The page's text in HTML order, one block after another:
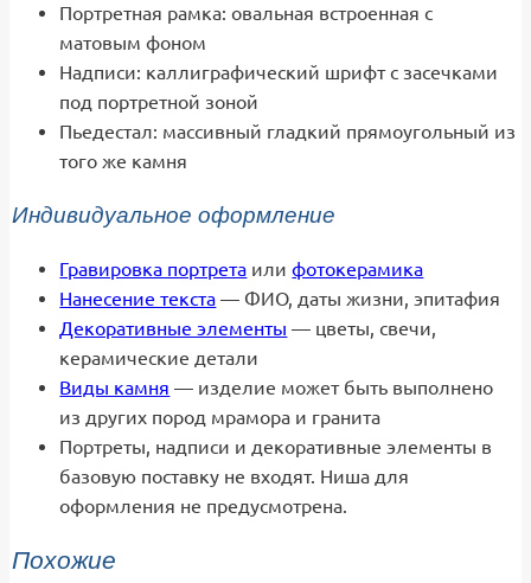
Портретная рамка: овальная встроенная с
матовым фоном
Надписи: каллиграфический шрифт с засечками
под портретной зоной
Пьедестал: массивный гладкий прямоугольный из
того же камня
Индивидуальное оформление
Гравировка портрета илифотокерамика
Нанесение текста — ФИО, даты жизни, эпитафия
Декоративные элементы — цветы, свечи,
керамические детали
Виды камня — изделие может быть выполнено
из других пород мрамора и гранита
Портреты, надписи и декоративные элементы в
базовую поставку не входят. Ниша для
оформления не предусмотрена.
Похожие